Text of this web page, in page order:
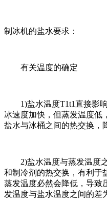
制冰机的盐水要求：
有关温度的确定
1)盐水温度T1t1直接影响
冰速度加快，但蒸发温度低
盐水与冰桶之间的热交换，
2)盐水温度与蒸发温度之
和制冷剂的热交换，有利于
蒸发温度必然会降低，导致
发温度与盐水温度之间的差